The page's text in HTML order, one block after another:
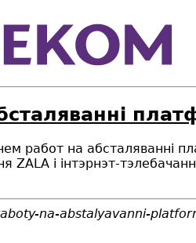
работ на абсталяванні
ZALA і інтэрнэт-
na-abstalyavanni-